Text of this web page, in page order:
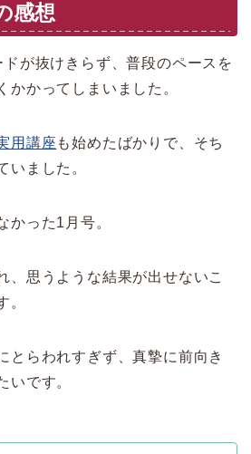
感想
が抜けきらず、普段のペースを
かかってしまいました。
用講座 も始めたばかりで、そち
いました。
かった1月号。
、思うような結果が出せないこ
。
とらわれすぎず、真摯に前向き
いです。